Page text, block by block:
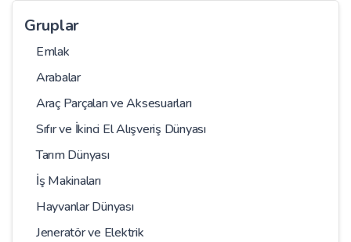
Gruplar
Emlak
Arabalar
Araç Parçaları ve Aksesuarları
Sıfır ve İkinci El Alışveriş Dünyası
Tarım Dünyası
İş Makinaları
Hayvanlar Dünyası
Jeneratör ve Elektrik